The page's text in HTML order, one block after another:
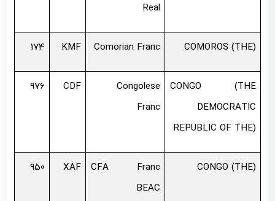
Real
COMOROS (THE)
Comorian Franc
KMF
174
CONGO (THE
DEMOCRATIC
REPUBLIC OF THE)
Congolese
Franc
CDF
976
CONGO (THE)
CFA Franc
BEAC
XAF
950